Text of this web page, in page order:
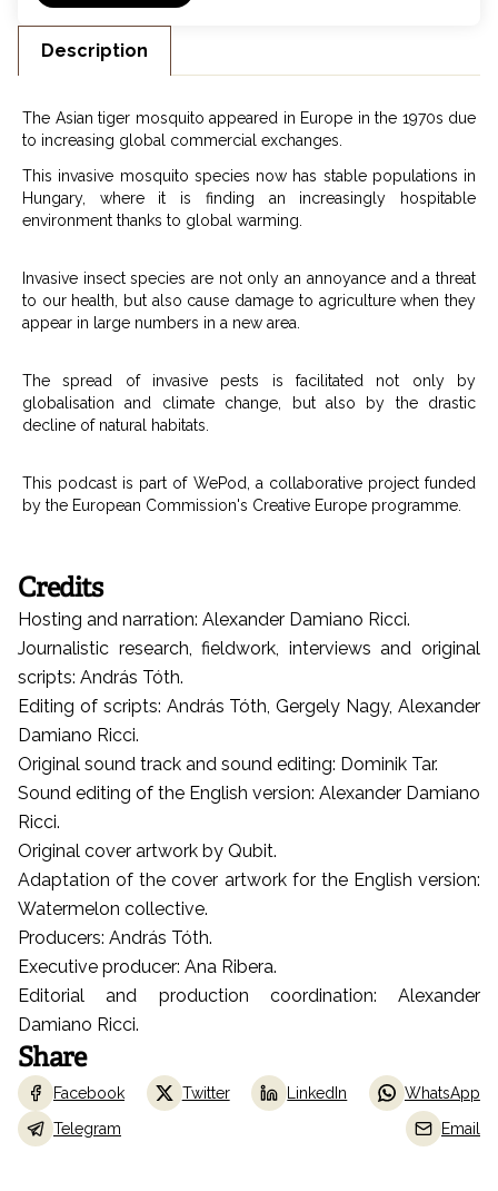
Description
The Asian tiger mosquito appeared in Europe in the 1970s due
to increasing global commercial exchanges.
This invasive mosquito species now has stable populations in
Hungary, where it is finding an increasingly hospitable
environment thanks to global warming.
Invasive insect species are not only an annoyance and a threat
to our health, but also cause damage to agriculture when they
appear in large numbers in a new area.
The spread of invasive pests is facilitated not only by
globalisation and climate change, but also by the drastic
decline of natural habitats.
This podcast is part of WePod, a collaborative project funded
by the European Commission's Creative Europe programme.
Credits
Hosting and narration: Alexander Damiano Ricci.
Journalistic research, fieldwork, interviews and original
scripts: András Tóth.
Editing of scripts: András Tóth, Gergely Nagy, Alexander
Damiano Ricci.
Original sound track and sound editing: Dominik Tar.
Sound editing of the English version: Alexander Damiano
Ricci.
Original cover artwork by Qubit.
Adaptation of the cover artwork for the English version:
Watermelon collective.
Producers: András Tóth.
Executive producer: Ana Ribera.
Editorial and production coordination: Alexander
Damiano Ricci.
Share
Facebook Twitter LinkedIn
WhatsApp
Telegram
Email